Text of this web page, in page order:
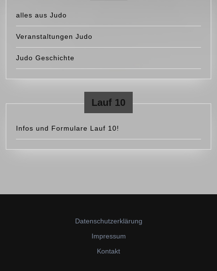
alles aus Judo
Veranstaltungen Judo
Judo Geschichte
Lauf 10
Infos und Formulare Lauf 10!
Datenschutzerklärung
Impressum
Kontakt